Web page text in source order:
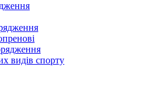
видів спорту